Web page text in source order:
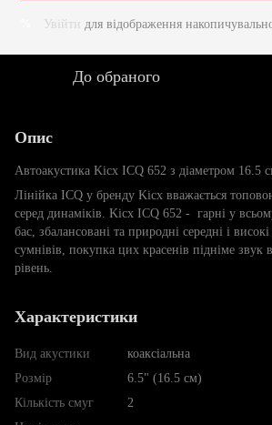
Увійти для відображення
До обраного
Опис
Автоакустика Kicx ICQ 652 з діаметром 16.5
Лінійка ICQ у бренду Kicx вважається
серед динаміків. Kicx ICQ 652 - гарні у
бас, збалансовані та природні середні і
сумнівів, покупка цих красенів підніме
рівень.
Характеристики
Вид акустики
коаксіальна
Розмір
6.5" (16.5 см)
Кількість смуг
2